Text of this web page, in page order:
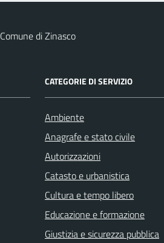
Comune di Zinasco
CATEGORIE DI SERVIZIO
Ambiente
Anagrafe e stato civile
Autorizzazioni
Catasto e urbanistica
Cultura e tempo libero
Educazione e formazione
Giustizia e sicurezza pubblica